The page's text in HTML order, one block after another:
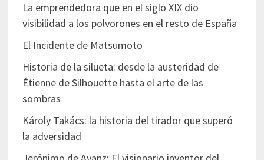
La emprendedora que en el siglo XIX dio
visibilidad a los polvorones en el resto de España
El Incidente de Matsumoto
Historia de la silueta: desde la austeridad de
Étienne de Silhouette hasta el arte de las
sombras
Károly Takács: la historia del tirador que superó
la adversidad